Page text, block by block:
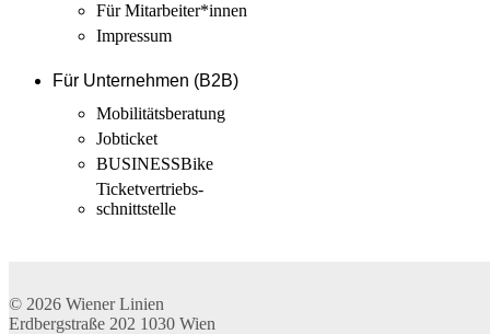
Für Mitarbeiter­*innen
Impressum
Für Unternehmen (B2B)
Mobilitäts­beratung
Jobticket
BUSINESSBike
Ticketvertriebs­
schnittstelle
© 2026 Wiener Linien
Erdbergstraße 202 1030 Wien